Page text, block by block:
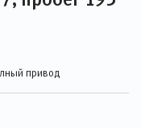
привод